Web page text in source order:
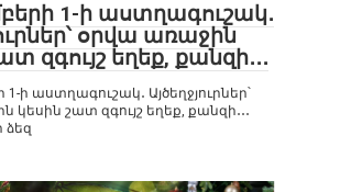
1-ի աստղագուշակ․
օրվա առաջին
զգույշ եղեք, քանզի․․․
ի աստղագուշակ․ Այծեղջյուրներ՝
կեսին շատ զգույշ եղեք, քանզի․․․
ձեզ